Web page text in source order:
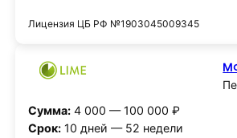
Лицензия ЦБ РФ №1903045009345
Сумма:4 000 — 100 000 ₽
Срок:10 дней — 52 недели